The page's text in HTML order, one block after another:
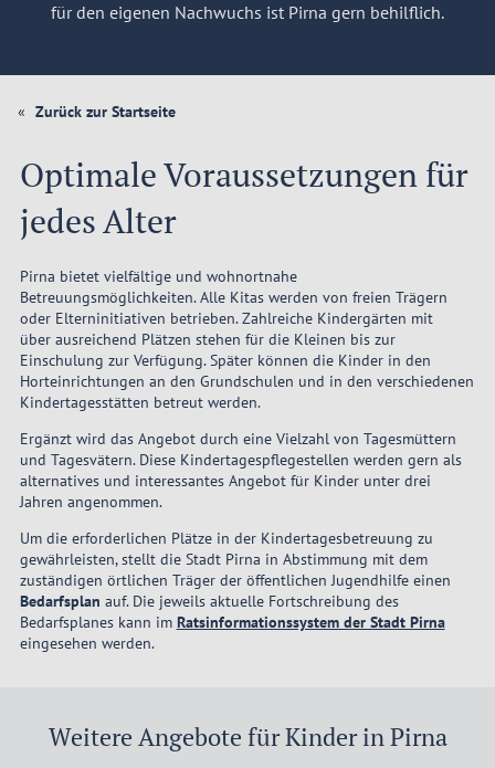
für den eigenen Nachwuchs ist Pirna gern behilflich.
Zurück zur Startseite
Optimale Voraussetzungen für
jedes Alter
Pirna bietet vielfältige und wohnortnahe
Betreuungsmöglichkeiten. Alle Kitas werden von freien Trägern
oder Elterninitiativen betrieben. Zahlreiche Kindergärten mit
über ausreichend Plätzen stehen für die Kleinen bis zur
Einschulung zur Verfügung. Später können die Kinder in den
Horteinrichtungen an den Grundschulen und in den verschiedenen
Kindertagesstätten betreut werden.
Ergänzt wird das Angebot durch eine Vielzahl von Tagesmüttern
und Tagesvätern. Diese Kindertagespflegestellen werden gern als
alternatives und interessantes Angebot für Kinder unter drei
Jahren angenommen.
Um die erforderlichen Plätze in der Kindertagesbetreuung zu
gewährleisten, stellt die Stadt Pirna in Abstimmung mit dem
zuständigen örtlichen Träger der öffentlichen Jugendhilfe einen
Bedarfsplan auf. Die jeweils aktuelle Fortschreibung des
Bedarfsplanes kann im Ratsinformationssystem der Stadt Pirna
eingesehen werden.
Weitere Angebote für Kinder in Pirna